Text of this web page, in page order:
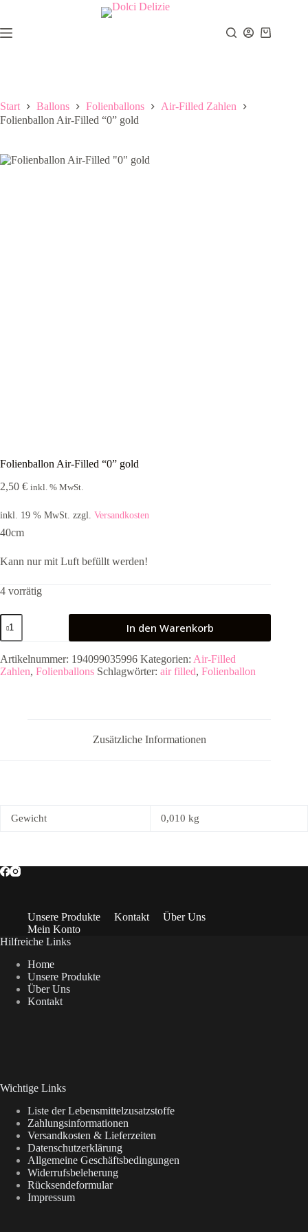
springen
Warenkorb
Start Ballons Folienballons
Air-Filled Zahlen
Folienballon Air-Filled “0” gold
Folienballon Air-Filled “0” gold
2,50 € inkl. % MwSt.
inkl. 19 % MwSt. zzgl. Versandkosten
40cm
Kann nur mit Luft befüllt werden!
4 vorrätig
Folienballon
Air-
Filled
"0"
gold
Menge
In den Warenkorb
Artikelnummer: 194099035996 Kategorien: Air-Filled
Zahlen, Folienballons Schlagwörter: air filled, Folienballon
Zusätzliche Informationen
Gewicht 0,010 kg
Unsere Produkte Kontakt
Über Uns
Mein Konto
Hilfreiche Links
Home
Unsere Produkte
Über Uns
Kontakt
Wichtige Links
Liste der Lebensmittelzusatzstoffe
Zahlungsinformationen
Versandkosten & Lieferzeiten
Datenschutzerklärung
Allgemeine Geschäftsbedingungen
Widerrufsbeleherung
Rücksendeformular
Impressum